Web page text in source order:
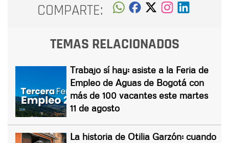
COMPARTE:
TEMAS RELACIONADOS
Trabajo sí hay: asiste a la Feria de
Empleo de Aguas de Bogotá con
más de 100 vacantes este martes
11 de agosto
La historia de Otilia Garzón: cuando